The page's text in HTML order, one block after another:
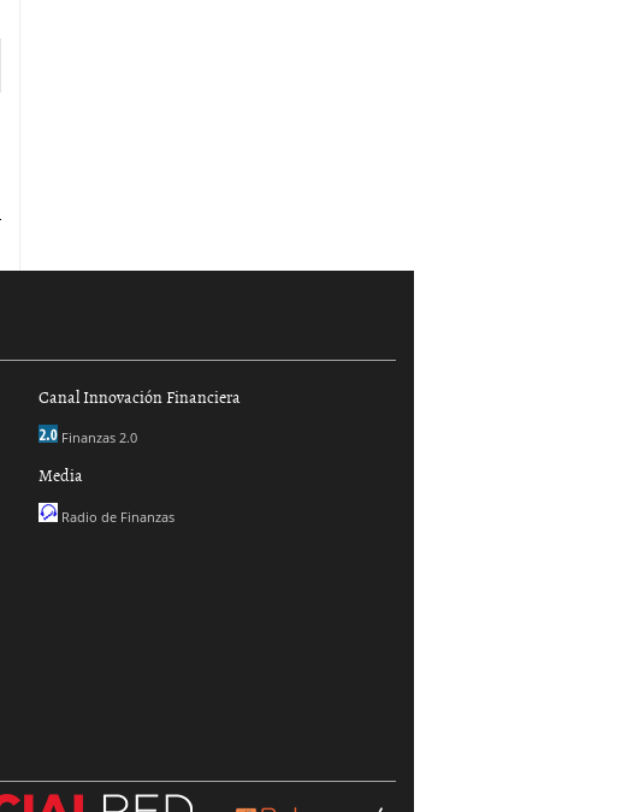
Canal Innovación Financiera
Finanzas 2.0
Media
Radio de Finanzas